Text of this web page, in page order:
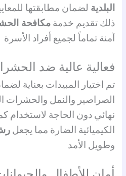
البلدية لضمان مطابقتها
ذلك تقديم خدمةمكافحة
آمنة تماماً لجميع أفراد الأسرة
فعالية عالية ضد
تم اختيار المبيدات بعناية
الصراصير والنمل والحشرات
نهائي دون الحاجة لاستخدام
الكيميائية الضارة مما يجعل
وطويل الأمد